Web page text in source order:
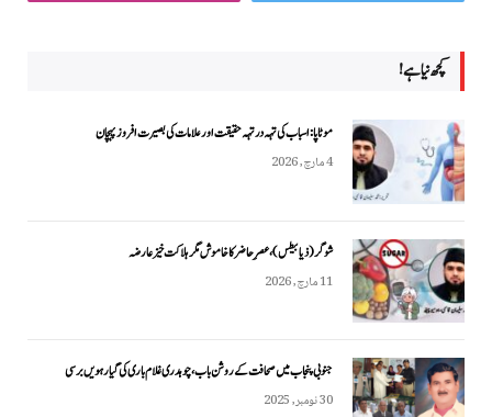
کچھ نیا ہے!
موٹاپا: اسباب کی تہہ در تہہ حقیقت اور علامات کی بصیرت افروز پہچان
4 مارچ, 2026
شوگر (ذیابیطس)، عصرِ حاضر کا خاموش مگر ہلاکت خیز عارضہ
11 مارچ, 2026
جنوبی پنجاب میں صحافت کے روشن باب، چوہدری غلام باری کی گیارہویں برسی
30 نومبر, 2025